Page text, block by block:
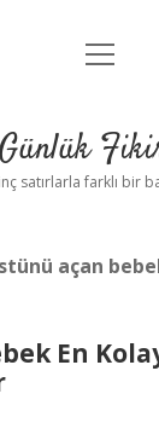
Anasayfa
Yasal Uyarı
menüyü
Günlük
satırlarla farklı bir
açan
En